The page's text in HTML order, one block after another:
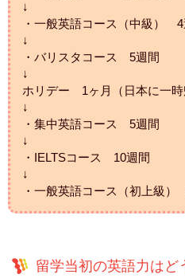
↓
・一般英語コース（中級） 4
↓
・バリスタコース 5週間
↓
ホリデー 1ヶ月（日本に一時
↓
・集中英語コース 5週間
↓
・IELTSコース 10週間
↓
・一般英語コース（初上級
留学当初の英語力はど